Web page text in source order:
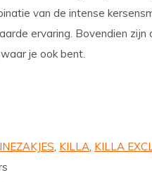
van de intense
ervaring. Bovendien zijn
je ook bent.
KILLA KILLA